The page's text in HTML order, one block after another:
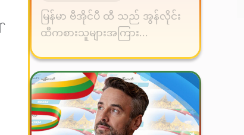
မြန်မာ ဗီအိုင်ပီ ထီ သည် အွန်လိုင်း
ထီကစားသူများအကြား
ဖြစ်သည်။ အမည်မှတ်မိလွယ်ခြင်း၊
ရလဒ်ကို…